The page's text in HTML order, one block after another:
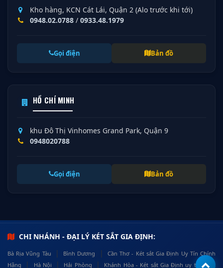
Kho hàng, KCN Cát Lái, Quận 2 (Alo trước khi tới)
0948.02.0788 / 0933.48.1979
Gọi điện Bản đồ
HỒ CHÍ MINH
khu Đô Thị Vinhomes Grand Park, Quận 9
0948020788
Gọi điện Bản đồ
CHI NHÁNH - ĐẠI LÝ KÉT SẮT GIA ĐỊNH:
Bà Rịa Vũng Tàu | Bình Dương |
Cần Thơ - Két sắt Gia Định Uy Tín Chính
Hãng
| Hà Nội | Hải Phòng | Khánh Hòa - Két sắt Gia Định uy tín, chất